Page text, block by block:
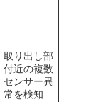
取り出し部
付近の複数
センサー異
常を検知